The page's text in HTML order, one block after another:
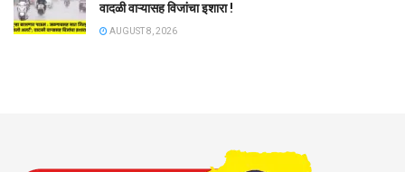
वादळी वाऱ्यासह विजांचा इशारा !
AUGUST 8, 2026